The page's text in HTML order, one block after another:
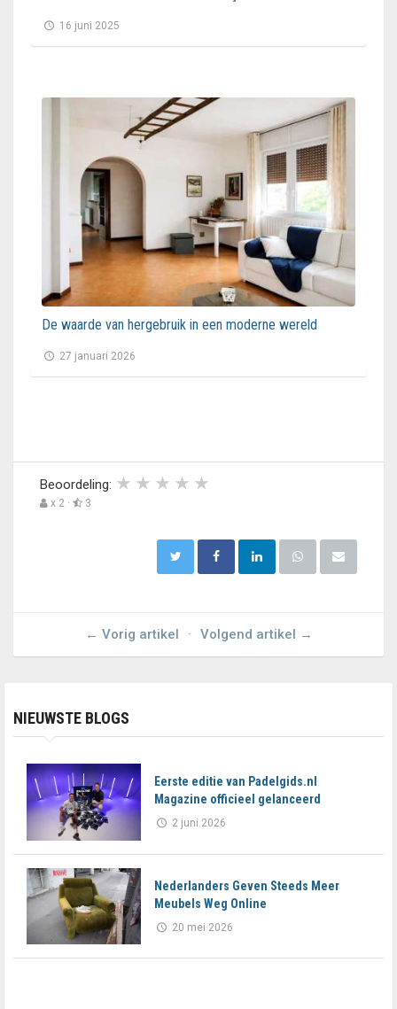
16 juni 2025
De waarde van hergebruik in een moderne wereld
27 januari 2026
Beoordeling:
x 2 · 3
← Vorig artikel · Volgend artikel →
NIEUWSTE BLOGS
Eerste editie van Padelgids.nl
Magazine officieel gelanceerd
2 juni 2026
Nederlanders Geven Steeds Meer
Meubels Weg Online
20 mei 2026